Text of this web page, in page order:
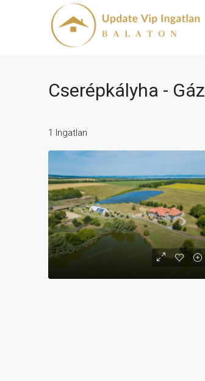
Cserépkályha - Gáz
1 Ingatlan